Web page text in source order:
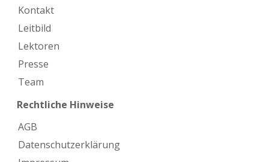
Kontakt
Leitbild
Lektoren
Presse
Team
Rechtliche Hinweise
AGB
Datenschutzerklärung